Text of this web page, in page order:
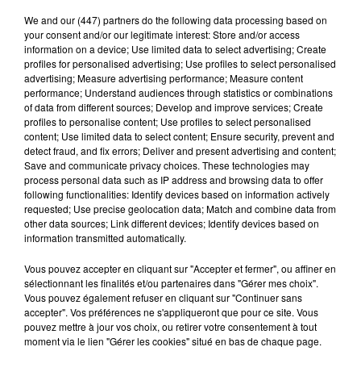
Lecture (2 min 22 sec)
Karine Hurstel
100% chez-vous dans la Haute-Garonne
20 mai 2025 - 2 min 22 sec
UNE JOURNÉE POUR PASSER A L'ACTION-
CHRISTIAN SUR 100%
We and our (447) partnersdo the following data processing based on
your consent and/or our legitimate interest: Store and/or access
information on a device; Use limited data to select advertising; Create
profiles for personalised advertising; Use profiles to select personalised
advertising; Measure advertising performance; Measure content
performance; Understand audiences through statistics or combinations
of data from different sources; Develop and improve services; Create
profiles to personalise content; Use profiles to select personalised
content; Use limited data to select content; Ensure security, prevent and
detect fraud, and fix errors; Deliver and present advertising and content;
Save and communicate privacy choices. These technologies may
process personal data such as IP address and browsing data to offer
following functionalities: Identify devices based on information actively
requested; Use precise geolocation data; Match and combine data from
other data sources; Link different devices; Identify devices based on
information transmitted automatically.
Vous pouvez accepter en cliquant sur "Accepter et fermer", ou affiner en
sélectionnant les finalités et/ou partenaires dans "Gérer mes choix".
Vous pouvez également refuser en cliquant sur "Continuer sans
accepter". Vos préférences ne s'appliqueront que pour ce site. Vous
pouvez mettre à jour vos choix, ou retirer votre consentement à tout
moment via le lien "Gérer les cookies" situé en bas de chaque page.